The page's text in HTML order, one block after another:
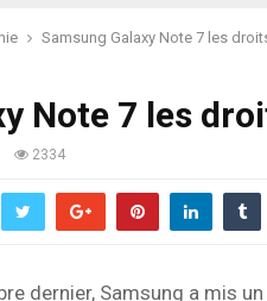
Samsung Galaxy Note 7 les
Note 7 les
2334
dernier, Samsung a mis